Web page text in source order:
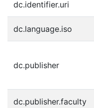
dc.identifier.uri
dc.language.iso
dc.publisher
dc.publisher.faculty